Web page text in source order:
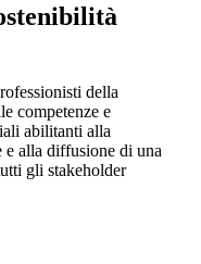
della
competenze e
abilitanti alla
e alla diffusione di una
gli stakeholder